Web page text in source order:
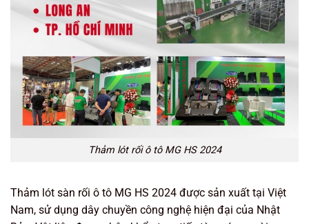
Thảm lót rối ô tô MG HS 2024
Thảm lót sàn rối ô tô MG HS 2024 được sản xuất tại Việt
Nam, sử dụng dây chuyền công nghệ hiện đại của Nhật